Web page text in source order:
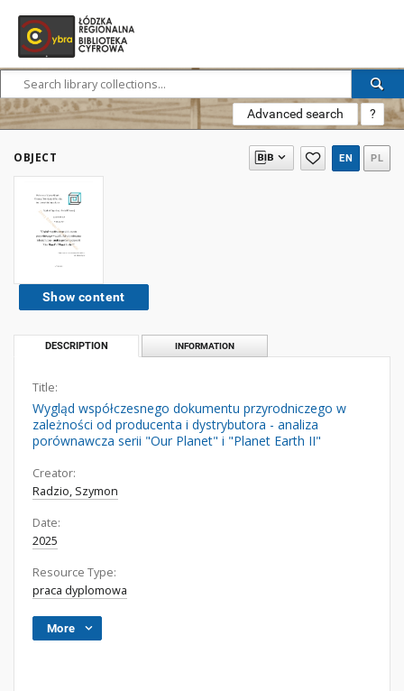
Advanced search ?
OBJECT EN PL
Show content
DESCRIPTION INFORMATION
Title:
Wygląd współczesnego dokumentu przyrodniczego w
zależności od producenta i dystrybutora - analiza
porównawcza serii "Our Planet" i "Planet Earth II"
Creator:
Radzio, Szymon
Date:
2025
Resource Type:
praca dyplomowa
More